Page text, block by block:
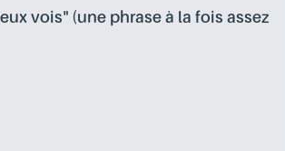
vois" (une phrase à la fois assez